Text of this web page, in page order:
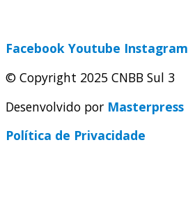
Facebook Youtube Instagram
© Copyright 2025 CNBB Sul 3
Desenvolvido por Masterpress
Política de Privacidade